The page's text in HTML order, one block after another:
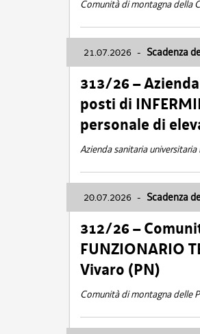
Comunità di montagna della
21.07.2026 - Scadenza
313/26 –
posti di
personale di
Azienda sanitaria universitaria
20.07.2026 - Scadenza
312/26 –
FUNZIONARIO
Vivaro (PN)
Comunità di montagna delle